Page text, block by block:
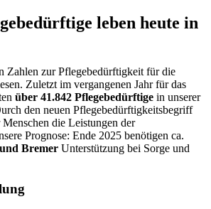
leben heute in
Zahlen zur Pflegebedürftigkeit für die
Zuletzt im vergangenen Jahr für das
über 41.842 Pflegebedürftige in unserer
den neuen Pflegebedürftigkeitsbegriff
die Leistungen der
Prognose: Ende 2025 benötigen ca.
Bremer Unterstützung bei Sorge und